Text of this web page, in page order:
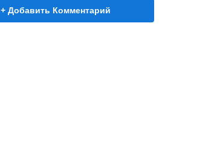
+ Добавить Комментарий